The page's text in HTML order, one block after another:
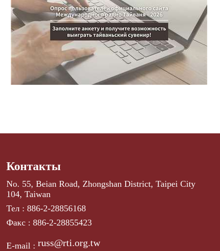
Контакты
No. 55, Beian Road, Zhongshan District, Taipei City
104, Taiwan
Тел : 886-2-28856168
Факс : 886-2-28855423
E-mail :russ@rti.org.tw